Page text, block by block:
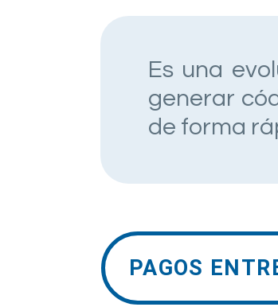
Es una
generar
de forma
PAGOS